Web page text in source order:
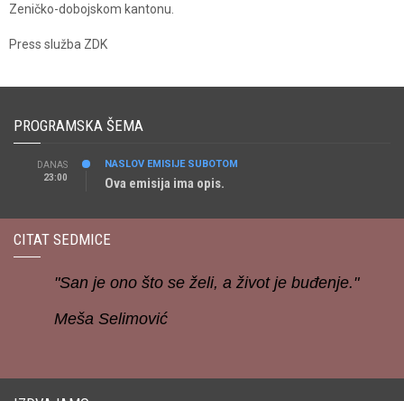
Zeničko-dobojskom kantonu.
Press služba ZDK
PROGRAMSKA ŠEMA
DANAS
23:00
NASLOV EMISIJE SUBOTOM
Ova emisija ima opis.
CITAT SEDMICE
"San je ono što se želi, a život je buđenje."
Meša Selimović